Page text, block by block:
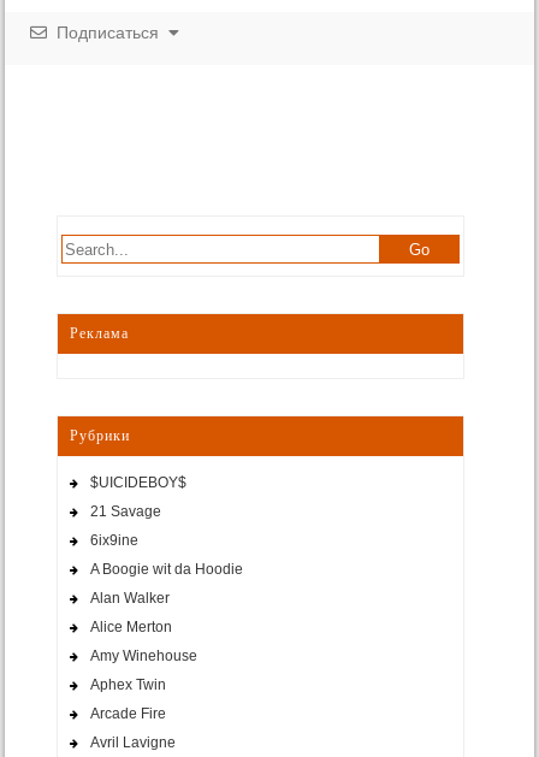
Подписаться
Реклама
Рубрики
$UICIDEBOY$
21 Savage
6ix9ine
A Boogie wit da Hoodie
Alan Walker
Alice Merton
Amy Winehouse
Aphex Twin
Arcade Fire
Avril Lavigne